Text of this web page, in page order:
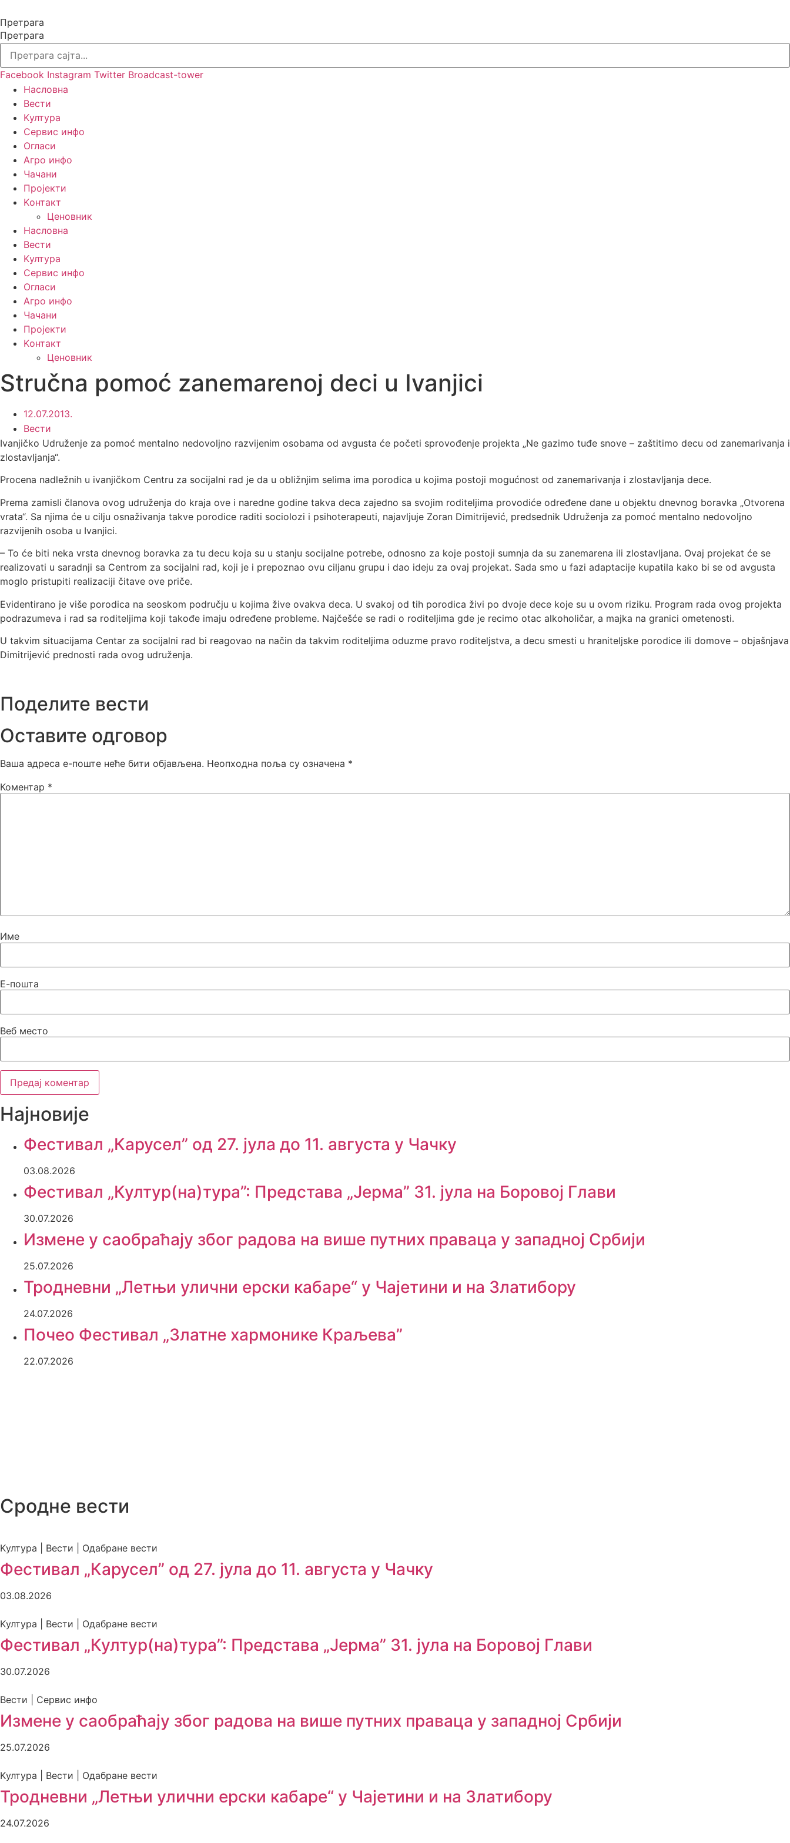
на
садржај
Претрага
Претрага
Facebook Instagram Twitter Broadcast-tower
Насловна
Вести
Kултура
Сервис инфо
Огласи
Агро инфо
Чачани
Пројекти
Kонтакт
Ценовник
Насловна
Вести
Kултура
Сервис инфо
Огласи
Агро инфо
Чачани
Пројекти
Kонтакт
Ценовник
Stručna pomoć zanemarenoj deci u Ivanjici
12.07.2013.
Вести
Ivanjičko Udruženje za pomoć mentalno nedovoljno razvijenim osobama od avgusta će početi sprovođenje projekta „Ne gazimo tuđe snove – zaštitimo decu od zanemarivanja i
zlostavljanja“.
Procena nadležnih u ivanjičkom Centru za socijalni rad je da u obližnjim selima ima porodica u kojima postoji mogućnost od zanemarivanja i zlostavljanja dece.
Prema zamisli članova ovog udruženja do kraja ove i naredne godine takva deca zajedno sa svojim roditeljima provodiće određene dane u objektu dnevnog boravka „Otvorena
vrata“. Sa njima će u cilju osnaživanja takve porodice raditi sociolozi i psihoterapeuti, najavljuje Zoran Dimitrijević, predsednik Udruženja za pomoć mentalno nedovoljno
razvijenih osoba u Ivanjici.
– To će biti neka vrsta dnevnog boravka za tu decu koja su u stanju socijalne potrebe, odnosno za koje postoji sumnja da su zanemarena ili zlostavljana. Ovaj projekat će se
realizovati u saradnji sa Centrom za socijalni rad, koji je i prepoznao ovu ciljanu grupu i dao ideju za ovaj projekat. Sada smo u fazi adaptacije kupatila kako bi se od avgusta
moglo pristupiti realizaciji čitave ove priče.
Evidentirano je više porodica na seoskom području u kojima žive ovakva deca. U svakoj od tih porodica živi po dvoje dece koje su u ovom riziku. Program rada ovog projekta
podrazumeva i rad sa roditeljima koji takođe imaju određene probleme. Najčešće se radi o roditeljima gde je recimo otac alkoholičar, a majka na granici ometenosti.
U takvim situacijama Centar za socijalni rad bi reagovao na način da takvim roditeljima oduzme pravo roditeljstva, a decu smesti u hraniteljske porodice ili domove – objašnjava
Dimitrijević prednosti rada ovog udruženja.
Поделите вести
Оставите одговор
Ваша адреса е-поште неће бити објављена. Неопходна поља су означена *
Коментар *
Име
Е-пошта
Веб место
Најновије
Фестивал „Карусел” од 27. јула до 11. августа у Чачку
03.08.2026
Фестивал „Култур(на)тура”: Представа „Јерма” 31. јула на Боровој Глави
30.07.2026
Измене у саобраћају због радова на више путних праваца у западној Србији
25.07.2026
Тродневни „Летњи улични ерски кабаре“ у Чајетини и на Златибору
24.07.2026
Почео Фестивал „Златне хармонике Краљева”
22.07.2026
Сродне вести
Kултура | Вести | Одабране вести
Фестивал „Карусел” од 27. јула до 11. августа у Чачку
03.08.2026
Kултура | Вести | Одабране вести
Фестивал „Култур(на)тура”: Представа „Јерма” 31. јула на Боровој Глави
30.07.2026
Вести | Сервис инфо
Измене у саобраћају због радова на више путних праваца у западној Србији
25.07.2026
Kултура | Вести | Одабране вести
Тродневни „Летњи улични ерски кабаре“ у Чајетини и на Златибору
24.07.2026